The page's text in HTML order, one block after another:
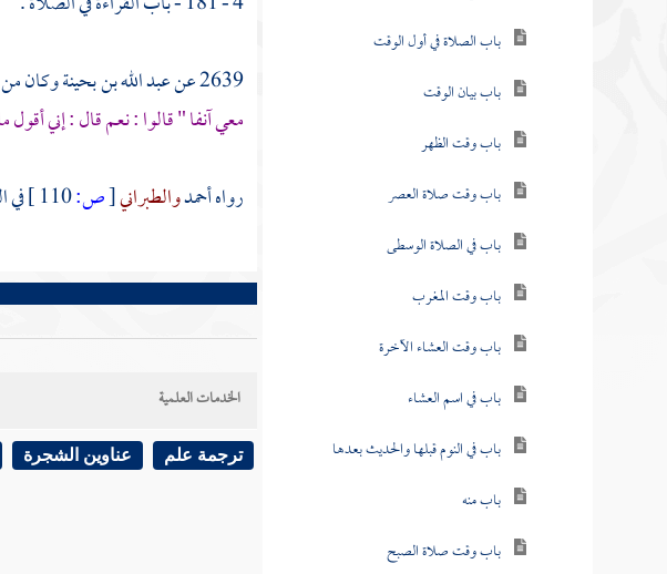
باب الصلاة في أول الوقت
باب بيان الوقت
باب وقت الظهر
باب وقت صلاة العصر
باب في الصلاة الوسطى
باب وقت المغرب
باب وقت العشاء الآخرة
باب في اسم العشاء
باب في النوم قبلها والحديث بعدها
باب منه
باب وقت صلاة الصبح
2639 عن
عبد الله بن بحينةوكان
معي آنفا " قالوا : نعم قال : إني أقول
رواهأحمدوالطبراني[ص: في
الخدمات العلمية
ترجمة علم عناوين الشجرة